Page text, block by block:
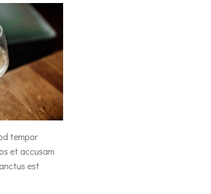
tempor
et accusam
est